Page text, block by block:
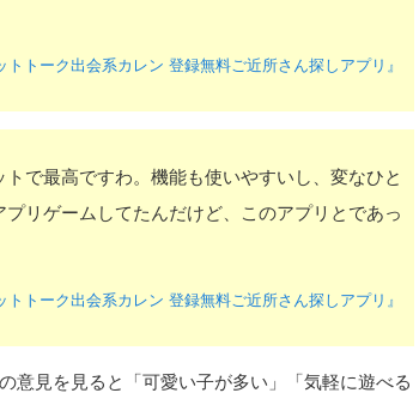
トーク出会系カレン 登録無料ご近所さん探しアプリ』
で最高ですわ。機能も使いやすいし、変なひと
リゲームしてたんだけど、このアプリとであっ
トーク出会系カレン 登録無料ご近所さん探しアプリ』
意見を見ると「可愛い子が多い」「気軽に遊べる